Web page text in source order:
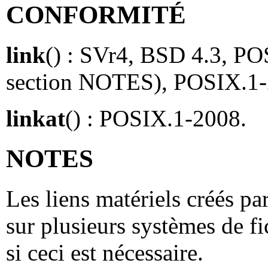
CONFORMITÉ
link() : SVr4, BSD 4.3,
section NOTES),
linkat() : POSIX.1-2008.
NOTES
Les liens matériels créés
sur plusieurs systèmes de
si ceci est nécessaire.